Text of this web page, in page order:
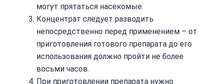
могут прятаться насекомые.
Концентрат следует разводить
непосредственно перед применением – от
приготовления готового препарата до его
использования должно пройти не более
восьми часов.
При приготовлении препарата нужно